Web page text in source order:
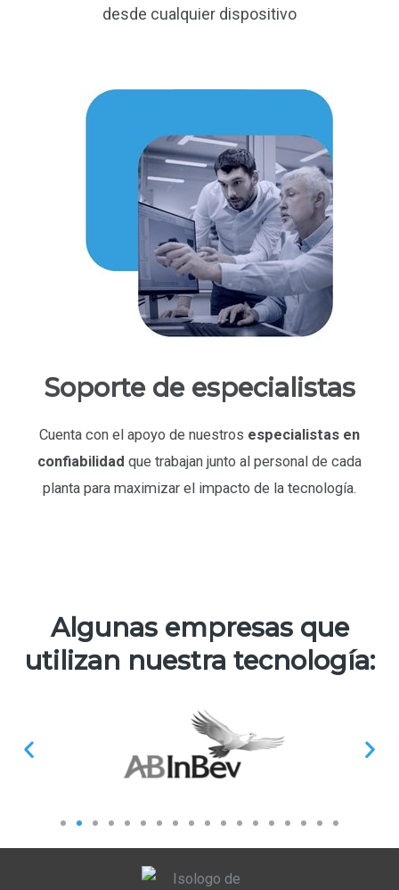
desde cualquier dispositivo
Soporte de especialistas
Cuenta con el apoyo de nuestros especialistas en
confiabilidad que trabajan junto al personal de cada
planta para maximizar el impacto de la tecnología.
Algunas empresas que
utilizan nuestra tecnología: